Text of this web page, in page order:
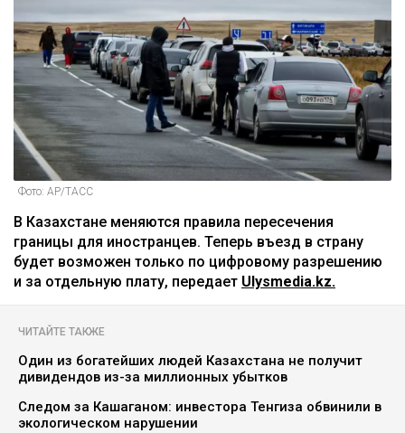
Фото: АР/ТАСС
В Казахстане меняются правила пересечения
границы для иностранцев. Теперь въезд в страну
будет возможен только по цифровому разрешению
и за отдельную плату, передает Ulysmedia.kz.
ЧИТАЙТЕ ТАКЖЕ
Один из богатейших людей Казахстана не получит
дивидендов из-за миллионных убытков
Следом за Кашаганом: инвестора Тенгиза обвинили в
экологическом нарушении